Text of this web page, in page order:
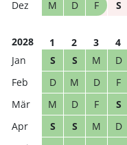
M
D F S
2028 1 2 3 4
S
S M D
D
M D F
M
D F S
S
S M D